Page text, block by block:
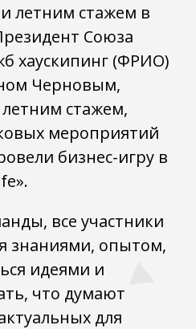
летним стажем в
Союза
хаускипинг (ФРИО)
Черновым,
стажем,
мероприятий
бизнес-игру в
все участники
знаниями, опытом,
идеями и
что думают
для